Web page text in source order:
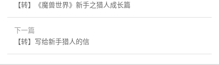
【转】《魔兽世界》新手之猎人成长篇
下一篇
【转】写给新手猎人的信